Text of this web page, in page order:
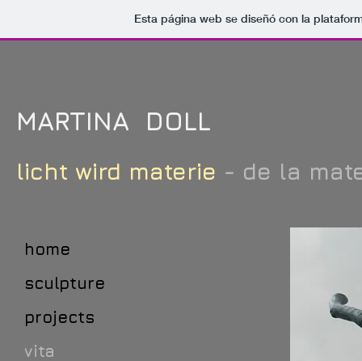
Esta página web se diseñó con la
MARTINA DOLL
licht wird materie - de la
home
sculpture
projects
vita